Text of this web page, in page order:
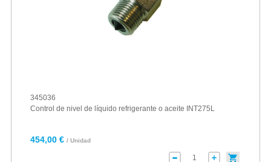
345036
Control de nivel de líquido refrigerante o aceite INT275L
454,00 € / Unidad